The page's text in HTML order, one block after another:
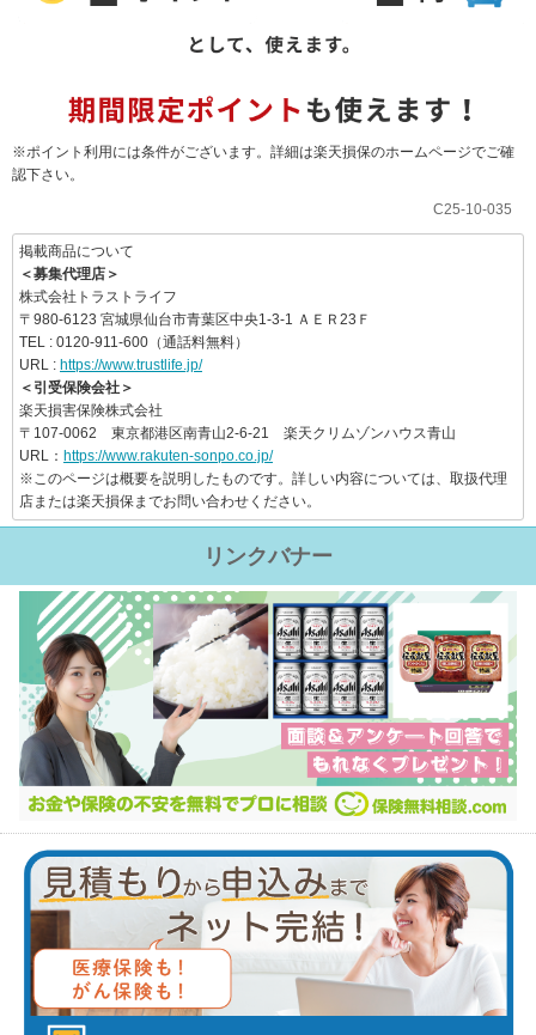
※ポイント利用には条件がございます。詳細は楽天損保のホームページでご確
認下さい。
C25-10-035
掲載商品について
＜募集代理店＞
株式会社トラストライフ
〒980-6123 宮城県仙台市青葉区中央1-3-1 ＡＥＲ23Ｆ
TEL : 0120-911-600（通話料無料）
URL : https://www.trustlife.jp/
＜引受保険会社＞
楽天損害保険株式会社
〒107-0062 東京都港区南青山2-6-21 楽天クリムゾンハウス青山
URL： https://www.rakuten-sonpo.co.jp/
※このページは概要を説明したものです。詳しい内容については、取扱代理
店または楽天損保までお問い合わせください。
リンクバナー